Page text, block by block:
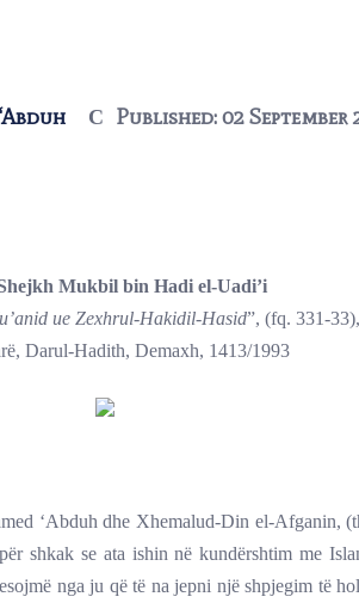
Published: 02 September
Mukbil bin Hadi el-Uadi’i
ue Zexhrul-Hakidil-Hasid”, (fq. 331-33),
Darul-Hadith, Demaxh, 1413/1993
‘Abduh dhe Xhemalud-Din el-Afganin,
shkak se ata ishin në kundërshtim me
nga ju që të na jepni një shpjegim të